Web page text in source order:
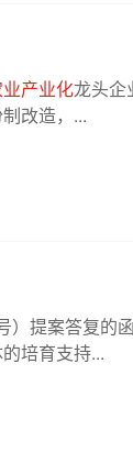
产业化龙头企
改造，...
）提案答复的
培育支持...